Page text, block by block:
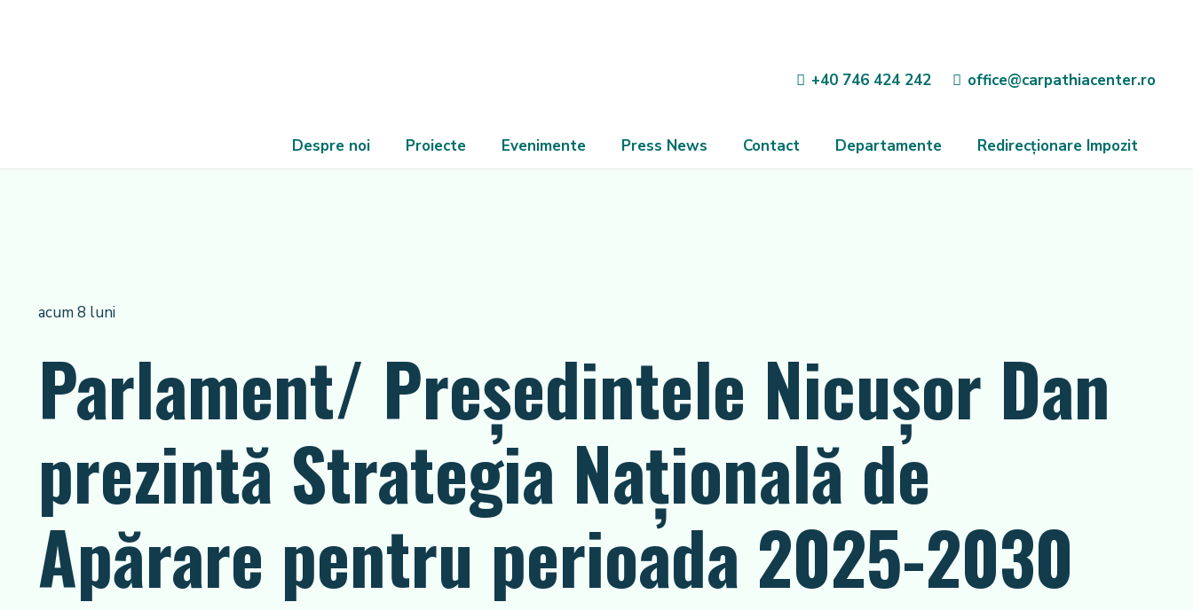
+40 746 424 242 office@carpathiacenter.ro
Despre noi Proiecte Evenimente Press News Contact Departamente Redirecționare Impozit
acum 8 luni
Parlament/ Președintele Nicușor Dan
prezintă Strategia Națională de
Apărare pentru perioada 2025-2030